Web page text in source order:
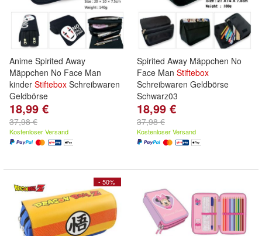
Anime Spirited Away
Mäppchen No Face Man
kinder Stiftebox Schreibwaren
Geldbörse
18,99 €
37,98 €
Kostenloser Versand
Spirited Away Mäppchen No
Face Man Stiftebox
Schreibwaren Geldbörse
Schwarz03
18,99 €
37,98 €
Kostenloser Versand
- 50%